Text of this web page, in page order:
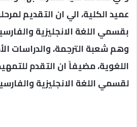
عميد الكلية، الي ان التقديم
بقسمي اللغة الانجليزية
وهم شعبة الترجمة، والدراسات
اللغوية، مضيفاً ان التقدم
لقسمي اللغة الانجليزية